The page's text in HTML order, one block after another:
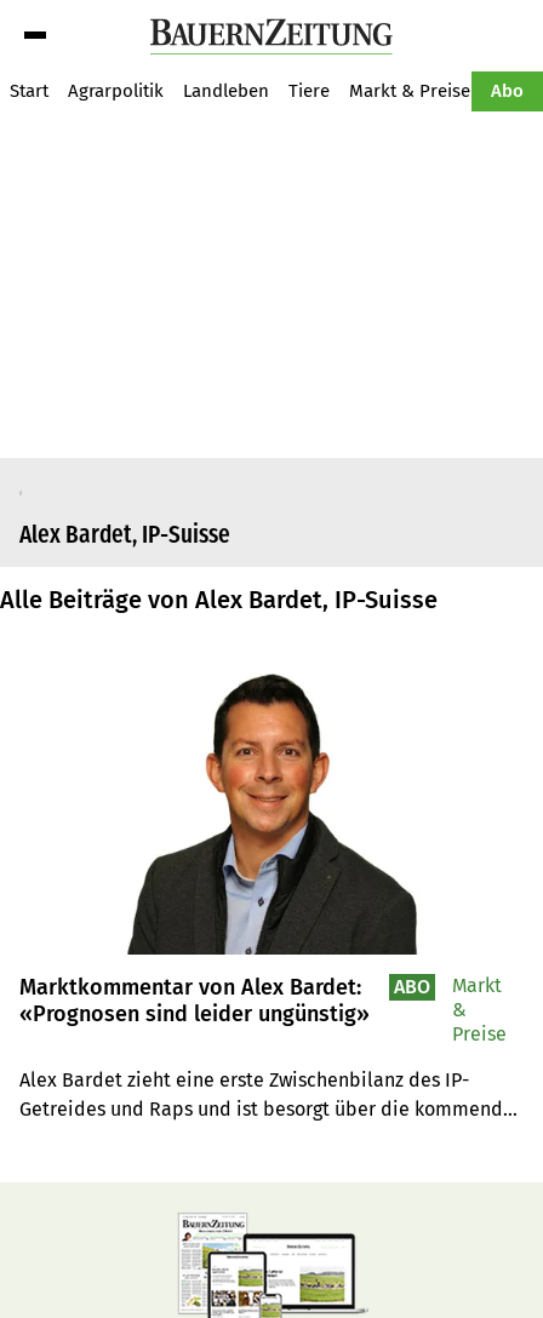
Start Agrarpolitik Landleben Tiere Markt & Preise Abo
Alex Bardet, IP-Suisse
Alle Beiträge von Alex Bardet, IP-Suisse
Marktkommentar von Alex Bardet:
«Prognosen sind leider ungünstig»
Alex Bardet zieht eine erste Zwischenbilanz des IP-
Getreides und Raps und ist besorgt über die kommende
ABO
Markt
&
Preise